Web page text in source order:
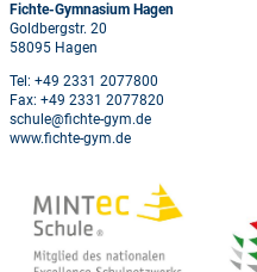
Fichte-Gymnasium Hagen
Goldbergstr. 20
58095 Hagen
Tel: +49 2331 2077800
Fax: +49 2331 2077820
schule@fichte-gym.de
www.fichte-gym.de